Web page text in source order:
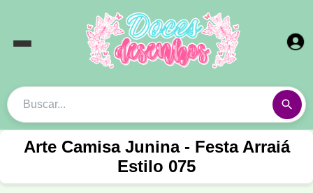
Arte Camisa Junina - Festa Arraiá
Estilo 075